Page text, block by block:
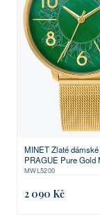
MINET Zlaté
PRAGUE Pure Gold
MWL5200
2 090 Kč